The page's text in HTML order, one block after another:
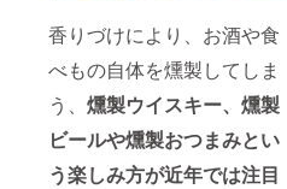
香りづけにより、お酒や食
べもの自体を燻製してしま
う、 燻製ウイスキー、燻製
ビールや燻製おつまみとい
う楽しみ方が近年では注目